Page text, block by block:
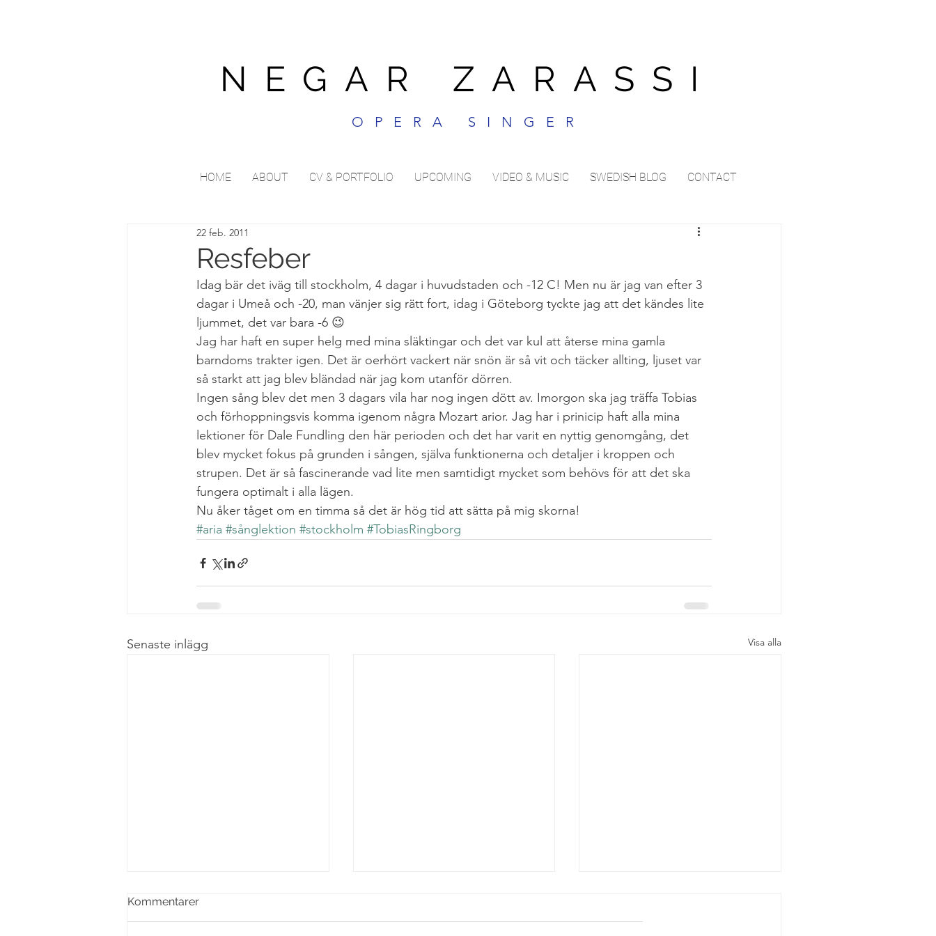
NEGAR ZARASSI
OPERA SINGER
HOME ABOUT CV & PORTFOLIO UPCOMING VIDEO & MUSIC SWEDISH BLOG CONTACT
Resfeber
22 feb. 2011
Idag bär det iväg till stockholm, 4 dagar i huvudstaden och -12 C! Men nu är jag van efter 3
dagar i Umeå och -20, man vänjer sig rätt fort, idag i Göteborg tyckte jag att det kändes lite
ljummet, det var bara -6 😉
Jag har haft en super helg med mina släktingar och det var kul att återse mina gamla
barndoms trakter igen. Det är oerhört vackert när snön är så vit och täcker allting, ljuset var
så starkt att jag blev bländad när jag kom utanför dörren.
Ingen sång blev det men 3 dagars vila har nog ingen dött av. Imorgon ska jag träffa Tobias
och förhoppningsvis komma igenom några Mozart arior. Jag har i prinicip haft alla mina
lektioner för Dale Fundling den här perioden och det har varit en nyttig genomgång, det
blev mycket fokus på grunden i sången, själva funktionerna och detaljer i kroppen och
strupen. Det är så fascinerande vad lite men samtidigt mycket som behövs för att det ska
fungera optimalt i alla lägen.
Nu åker tåget om en timma så det är hög tid att sätta på mig skorna!
#aria #sånglektion #stockholm #TobiasRingborg
Senaste inlägg Visa alla
GOD JUL! Sång vid
midnattsmässa kl. 23.00 i
Masthuggskyrkan
Kommentarer